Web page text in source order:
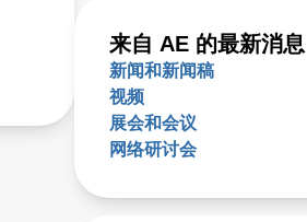
来自 AE 的最新消息
新闻和新闻稿
视频
展会和会议
网络研讨会